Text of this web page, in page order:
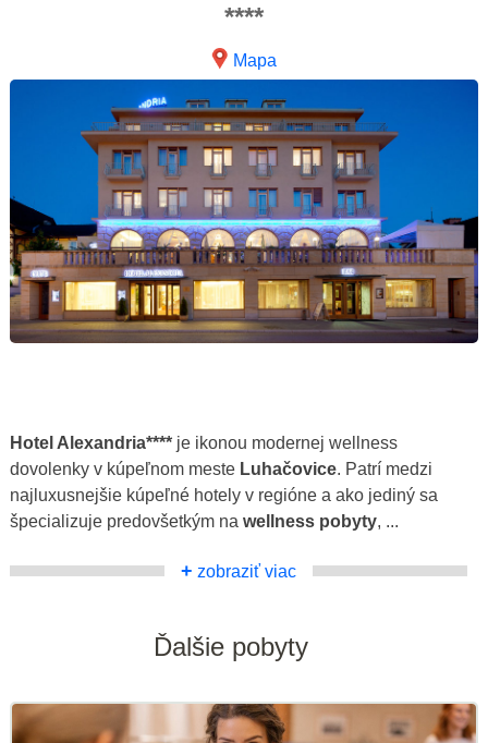
****
Mapa
Hotel Alexandria**** je ikonou modernej wellness
dovolenky v kúpeľnom meste Luhačovice. Patrí medzi
najluxusnejšie kúpeľné hotely v regióne a ako jediný sa
špecializuje predovšetkým na wellness pobyty, ...
+ zobraziť viac
Ďalšie pobyty